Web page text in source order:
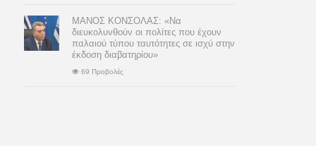
ΜΑΝΟΣ ΚΟΝΣΟΛΑΣ: «Να
διευκολυνθούν οι πολίτες που έχουν
παλαιού τύπου ταυτότητες σε ισχύ στην
έκδοση διαβατηρίου»
69 Προβολές